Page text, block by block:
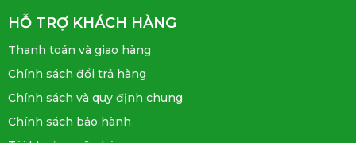
HỖ TRỢ KHÁCH HÀNG
Thanh toán và giao hàng
Chính sách đổi trả hàng
Chính sách và quy định chung
Chính sách bảo hành